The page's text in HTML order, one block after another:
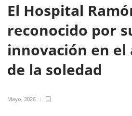
El Hospital
reconocido por
innovación en el
de la soledad
Mayo, 2026